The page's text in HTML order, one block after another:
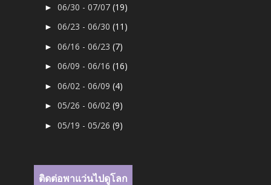
►06/30 - 07/07(19)
►06/23 - 06/30(11)
►06/16 - 06/23(7)
►06/09 - 06/16(16)
►06/02 - 06/09(4)
►05/26 - 06/02(9)
►05/19 - 05/26(9)
ติดต่อพาแว่นไปดูโลก